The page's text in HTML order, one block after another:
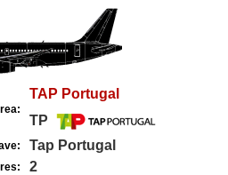
TAP Portugal
TP
Tap Portugal
2